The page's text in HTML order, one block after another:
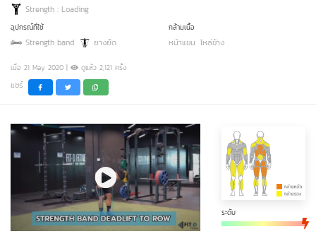
Strength : Loading
อุปกรณ์ที่ใช้
Strength band ยางยืด
กล้ามเนื้อ
หน้าแขน ไหล่ข้าง
เมื่อ 21 May 2020 | ดูแล้ว 2,121 ครั้ง
แชร์
ระดับ